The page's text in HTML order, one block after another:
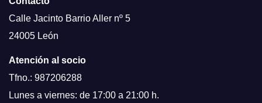
Calle Jacinto Barrio Aller nº 5
24005 León
Atención al socio
Tfno.: 987206288
Lunes a viernes: de 17:00 a 21:00 h.